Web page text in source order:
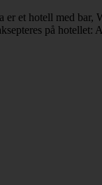
et hotell med
på hotellet: